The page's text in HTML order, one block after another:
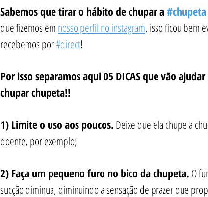
Sabemos que tirar o hábito de chupar a #chupeta
que fizemos em nosso perfil no instagram, isso ficou bem
recebemos por #direct!
Por isso separamos aqui 05 DICAS que vão
chupar chupeta!!
1) Limite o uso aos poucos. Deixe que ela chupe a
doente, por exemplo;
2) Faça um pequeno furo no bico da chupeta. O
sucção diminua, diminuindo a sensação de prazer que